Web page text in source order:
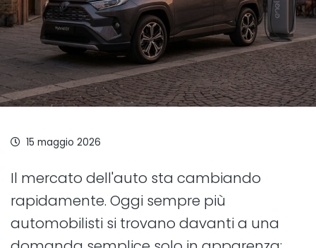
15 maggio 2026
Il mercato dell'auto sta cambiando
rapidamente. Oggi sempre più
automobilisti si trovano davanti a una